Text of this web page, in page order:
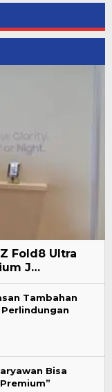
Fold8 Ultra
J…
Tambahan
Bisa